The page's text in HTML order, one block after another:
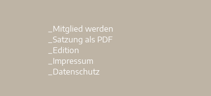
_Mitglied werden
_Satzung als PDF
_Edition
_Impressum
_Datenschutz